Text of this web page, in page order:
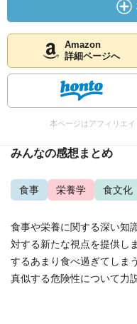
Amazon
詳細ページへ
本ページはアフィリエ
みんなの感想まとめ
食事 栄養学 食文化
食事や栄養に関する深い知
対する新たな視点を提供し
するあまり食べ過ぎてしま
真似する危険性について力説